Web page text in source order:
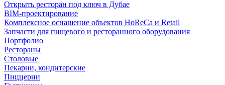
Открыть ресторан под ключ в Дубае
BIM-проектирование
Комплексное оснащение объектов HoReCa и Retail
Запчасти для пищевого и ресторанного оборудования
Портфолио
Рестораны
Столовые
Пекарни, кондитерские
Пиццерии